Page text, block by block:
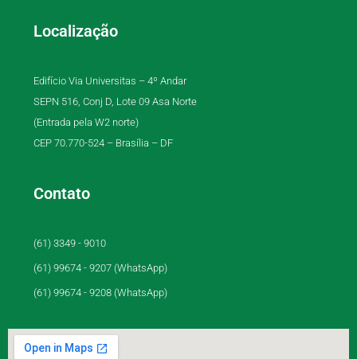
Localização
Edifício Via Universitas – 4º Andar
SEPN 516, Conj D, Lote 09 Asa Norte
(Entrada pela W2 norte)
CEP 70.770-524 – Brasília – DF
Contato
(61) 3349 - 9010
(61) 99674 - 9207 (WhatsApp)
(61) 99674 - 9208 (WhatsApp)